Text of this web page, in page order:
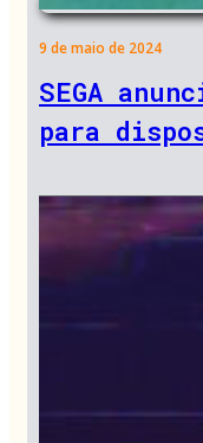
9 de maio de 2024
SEGA
para